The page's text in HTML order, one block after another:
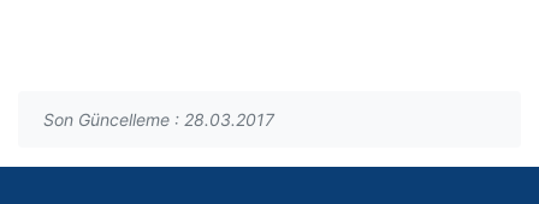
Son Güncelleme : 28.03.2017